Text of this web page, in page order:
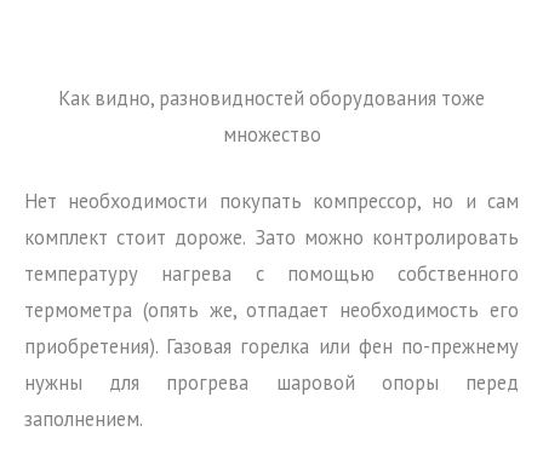
Как видно, разновидностей оборудования тоже
множество
Нет необходимости покупать компрессор, но и сам
комплект стоит дороже. Зато можно контролировать
температуру нагрева с помощью собственного
термометра (опять же, отпадает необходимость его
приобретения). Газовая горелка или фен по-прежнему
нужны для прогрева шаровой опоры перед
заполнением.